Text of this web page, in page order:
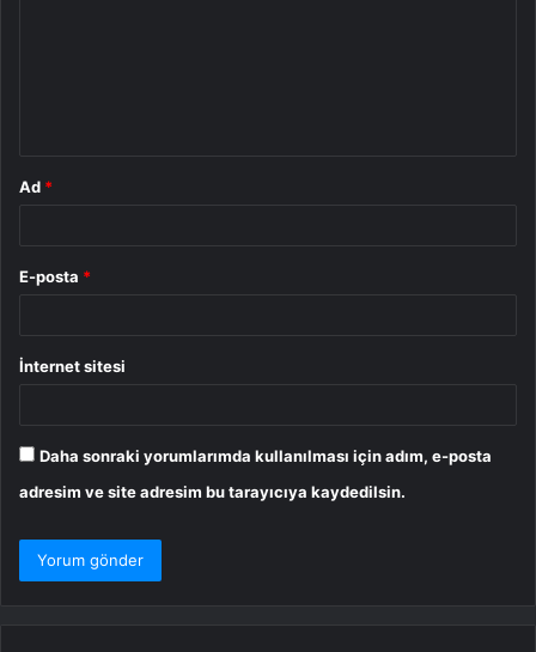
Ad *
E-posta *
İnternet sitesi
Daha sonraki yorumlarımda kullanılması için adım, e-posta
adresim ve site adresim bu tarayıcıya kaydedilsin.